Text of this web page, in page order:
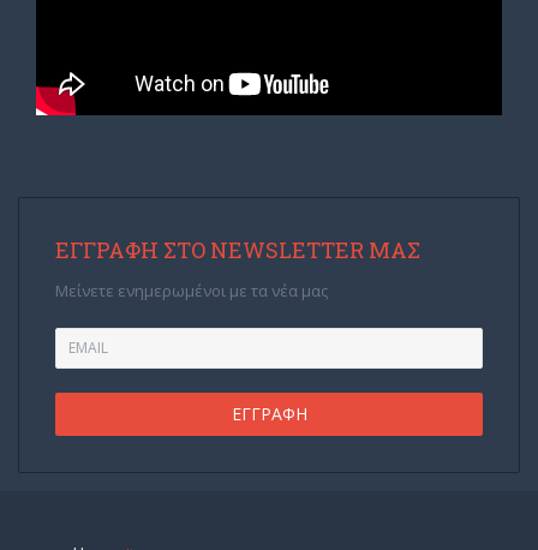
ΕΓΓΡΑΦΉ ΣΤΟ NEWSLETTER ΜΑΣ
Μείνετε ενημερωμένοι με τα νέα μας